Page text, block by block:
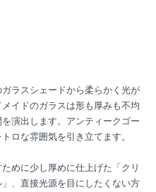
ラスシェードから柔らかく光が
イドのガラスは形も厚みも不均
演出します。アンティークゴー
ロな雰囲気を引き立てます。
めに少し厚めに仕上げた「クリ
、直接光源を目にしたくない方